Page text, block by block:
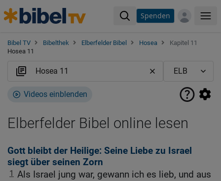
Spenden
Bibel TV Bibelthek Elberfelder Bibel Hosea
Kapitel 11
Hosea 11
Videos einblenden
Elberfelder Bibel online lesen
Gott bleibt der Heilige: Seine Liebe zu Israel
siegt über seinen Zorn
1 Als Israel jung war, gewann ich es lieb, und aus